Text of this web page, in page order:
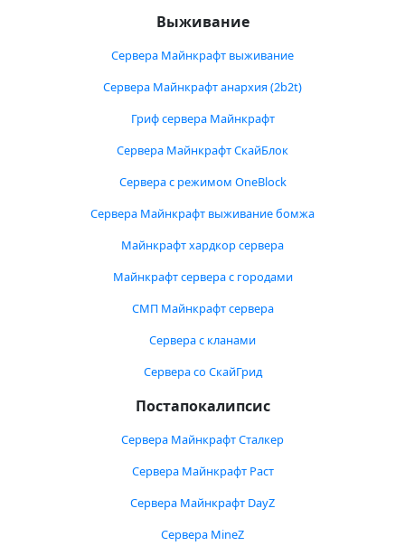
Выживание
Сервера Майнкрафт выживание
Сервера Майнкрафт анархия (2b2t)
Гриф сервера Майнкрафт
Сервера Майнкрафт СкайБлок
Сервера с режимом OneBlock
Сервера Майнкрафт выживание бомжа
Майнкрафт хардкор сервера
Майнкрафт сервера с городами
СМП Майнкрафт сервера
Сервера с кланами
Сервера со СкайГрид
Постапокалипсис
Сервера Майнкрафт Сталкер
Сервера Майнкрафт Раст
Сервера Майнкрафт DayZ
Сервера MineZ